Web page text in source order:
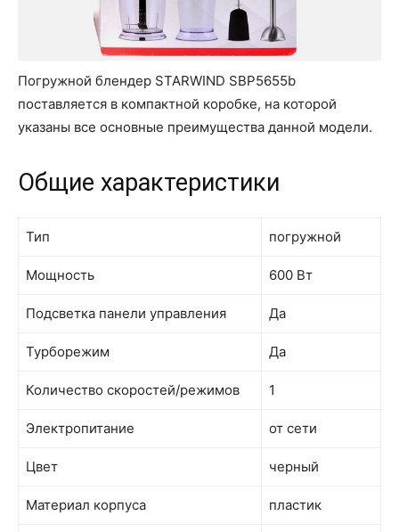
Погружной блендер STARWIND SBP5655b
поставляется в компактной коробке, на которой
указаны все основные преимущества данной модели.
Общие характеристики
Тип погружной
Мощность 600 Вт
Подсветка панели управления Да
Турборежим Да
Количество скоростей/режимов 1
Электропитание от сети
Цвет черный
Материал корпуса пластик